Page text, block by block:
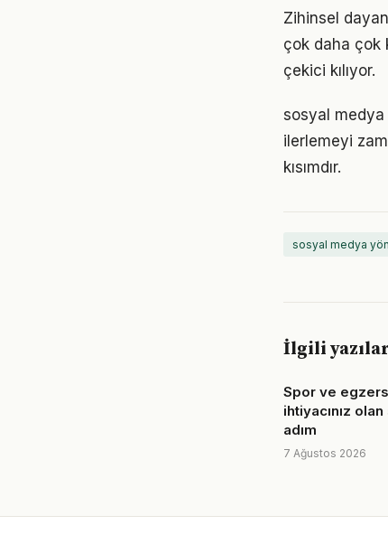
Zihinsel
çok daha çok
çekici kılıyor.
sosyal medya
ilerlemeyi
kısımdır.
sosyal medya
İlgili
Spor ve
ihtiyacınız
adım
7 Ağustos 2026